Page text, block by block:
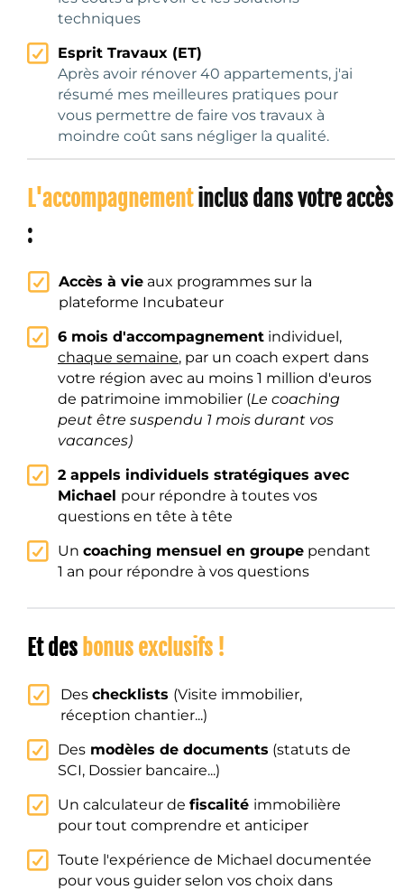
techniques
Esprit Travaux (ET)
Après avoir rénover 40 appartements, j'ai
résumé mes meilleures pratiques pour
vous permettre de faire vos travaux à
moindre coût sans négliger la qualité.
L'accompagnementinclus dans votre accès
:
Accès à vie aux programmes sur la
plateforme Incubateur
6 mois d'accompagnement individuel,
chaque semaine, par un coach expert dans
votre région avec au moins 1 million d'euros
de patrimoine immobilier (Le coaching
peut être suspendu 1 mois durant vos
vacances)
2 appels individuels stratégiques avec
Michael pour répondre à toutes vos
questions en tête à tête
Un coaching mensuel en groupe pendant
1 an pour répondre à vos questions
Et des bonus exclusifs !
Des checklists (Visite immobilier,
réception chantier...)
Des modèles de documents (statuts de
SCI, Dossier bancaire...)
Un calculateur de fiscalité immobilière
pour tout comprendre et anticiper
Toute l'expérience de Michael documentée
pour vous guider selon vos choix dans